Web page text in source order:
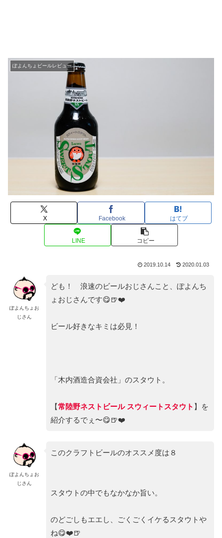
ぽよんちょビールレビュー
X Facebook はてブ
LINE コピー
2019.10.14 2020.01.03
ぽよんちょお
じさん
ども！ 浪速のビールおじさんこと、ぽよんち
ょおじさんです😋🍺❤️
ビール好きなキミは必見！
「木内酒造合資会社」のスタウト。
【常陸野ネストビール スウィートスタウト 】を
紹介するでぇ〜😋🍺❤️
ぽよんちょお
じさん
このクラフトビールのオススメ度は８
スタウトの中でもなかなか旨い。
のどごしもエエし、ごくごくイケるスタウトや
ね😋❤️🍺